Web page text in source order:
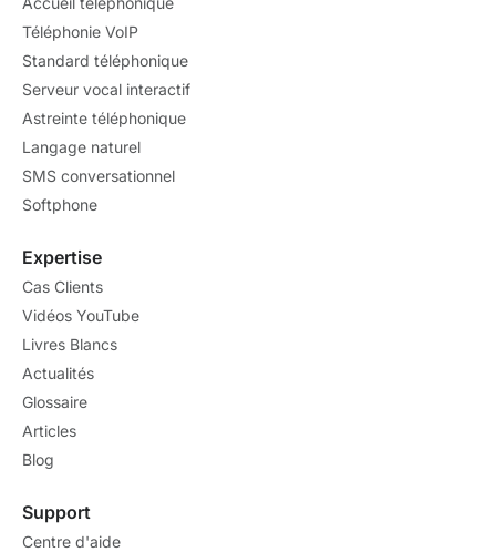
Téléphonie VoIP
Standard téléphonique
Serveur vocal interactif
Astreinte téléphonique
Langage naturel
SMS conversationnel
Softphone
Expertise
Cas Clients
Vidéos YouTube
Livres Blancs
Actualités
Glossaire
Articles
Blog
Support
Centre d'aide